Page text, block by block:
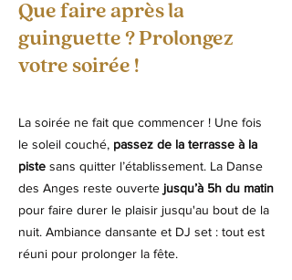
Que faire après la
guinguette ? Prolongez
votre soirée !
La soirée ne fait que commencer ! Une fois
le soleil couché, passez de la terrasse à la
piste sans quitter l’établissement. La Danse
des Anges reste ouverte jusqu’à 5h du matin
pour faire durer le plaisir jusqu'au bout de la
nuit. Ambiance dansante et DJ set : tout est
réuni pour prolonger la fête.